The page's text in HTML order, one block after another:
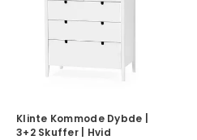
Klinte Kommode Dybde |
3+2 Skuffer | Hvid